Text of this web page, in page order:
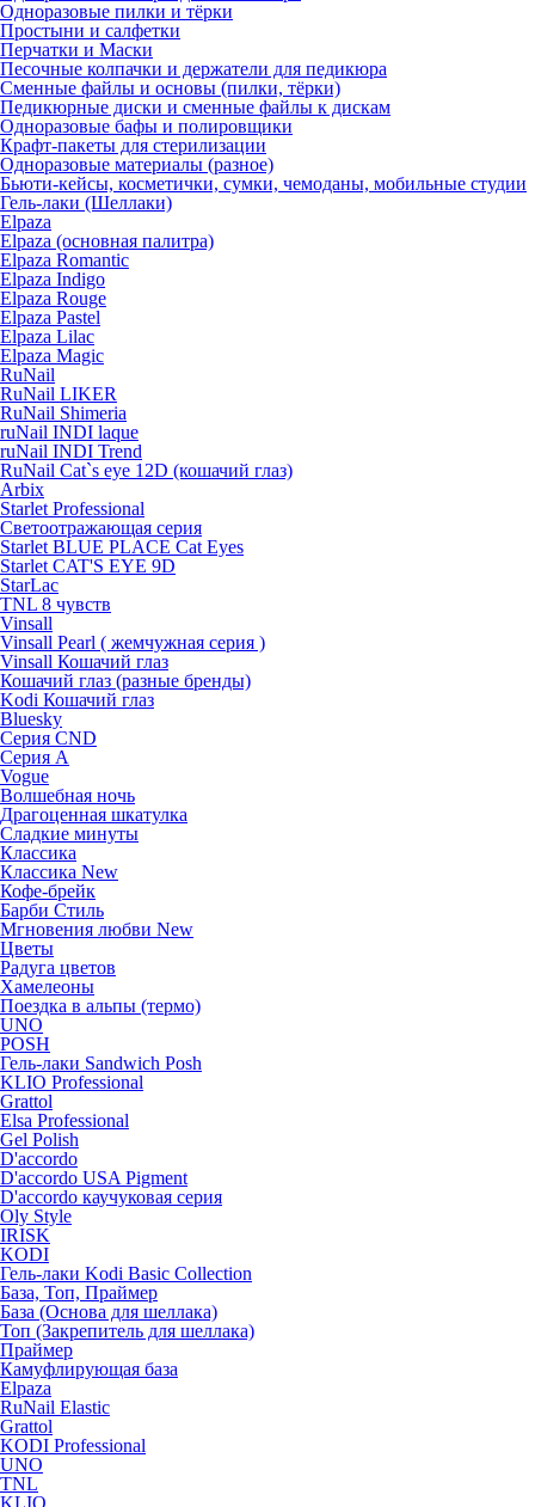
Одноразовые пилки и тёрки
Простыни и салфетки
Перчатки и Маски
Песочные колпачки и держатели для педикюра
Cменные файлы и основы (пилки, тёрки)
Педикюрные диски и сменные файлы к дискам
Одноразовые бафы и полировщики
Крафт-пакеты для стерилизации
Одноразовые материалы (разное)
Бьюти-кейсы, косметички, сумки, чемоданы, мобильные студии
Гель-лаки (Шеллаки)
Elpaza
Elpaza (основная палитра)
Elpaza Romantic
Elpaza Indigo
Elpaza Rouge
Elpaza Pastel
Elpaza Lilac
Elpaza Magic
RuNail
RuNail LIKER
RuNail Shimeria
ruNail INDI laque
ruNail INDI Trend
RuNail Cat`s eye 12D (кошачий глаз)
Arbix
Starlet Professional
Светоотражающая серия
Starlet BLUE PLACE Cat Eyes
Starlet CAT'S EYE 9D
StarLac
TNL 8 чувств
Vinsall
Vinsall Pearl ( жемчужная серия )
Vinsall Кошачий глаз
Кошачий глаз (разные бренды)
Kodi Кошачий глаз
Bluesky
Серия CND
Серия А
Vogue
Волшебная ночь
Драгоценная шкатулка
Сладкие минуты
Классика
Классика New
Кофе-брейк
Барби Стиль
Мгновения любви New
Цветы
Радуга цветов
Хамелеоны
Поездка в альпы (термо)
UNO
POSH
Гель-лаки Sandwich Posh
KLIO Professional
Grattol
Elsa Professional
Gel Polish
D'accordo
D'accordo USA Pigment
D'accordo каучуковая серия
Oly Style
IRISK
KODI
Гель-лаки Kodi Basic Collection
База, Топ, Праймер
База (Основа для шеллака)
Топ (Закрепитель для шеллака)
Праймер
Камуфлирующая база
Elpaza
RuNail Elastic
Grattol
KODI Professional
UNO
TNL
KLIO